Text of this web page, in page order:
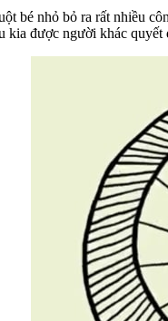
bé nhỏ bỏ ra rất nhiều
được người khác